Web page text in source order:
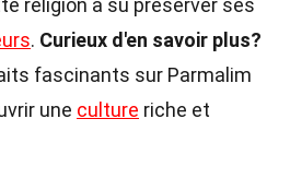
religion a su préserver ses
. Curieux d'en savoir plus?
fascinants sur Parmalim
une culture riche et